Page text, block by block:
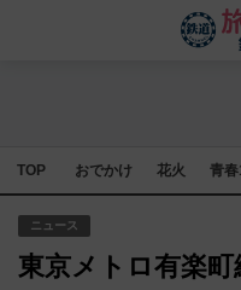
TOP おでかけ 花火 青
ニュース
東京メトロ有楽